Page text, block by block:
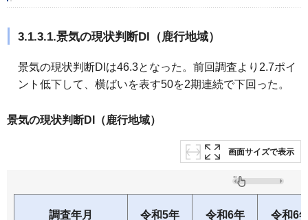
3.1.3.1.景気の現状判断DI（鹿行地域）
景気の現状判断DIは46.3となった。前回調査より2.7ポイ
ント低下して、横ばいを表す50を2期連続で下回った。
景気の現状判断DI（鹿行地域）
画面サイズで表示
調査年月 令和5年 令和6年 令和6